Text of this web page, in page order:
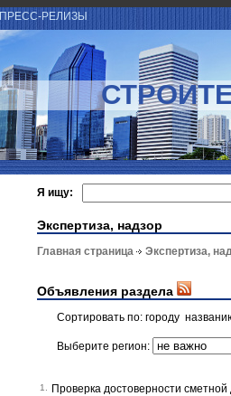
ПРЕСС-РЕЛИЗЫ
Я ищу:
Экспертиза, надзор
Главная страница Экспертиза,
Объявления раздела
Сортировать по: городу
Выберите регион:
1. Проверка достоверности